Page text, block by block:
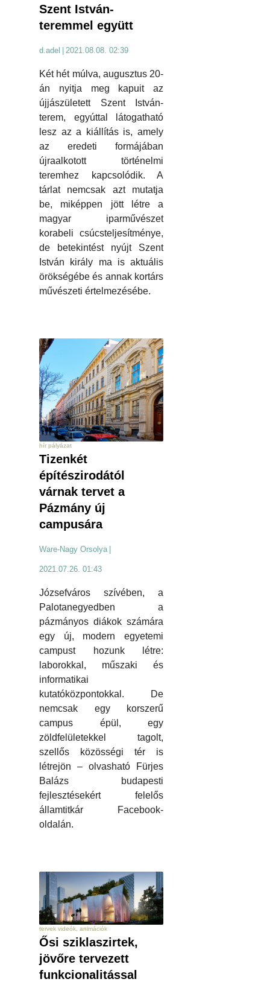
Szent István-
teremmel együtt
d.adel 2021.08.08. 02:39
Két hét múlva, augusztus 20-
án nyitja meg kapuit az
újjászületett Szent István-
terem, egyúttal látogatható
lesz az a kiállítás is, amely
az eredeti formájában
újraalkotott történelmi
teremhez kapcsolódik. A
tárlat nemcsak azt mutatja
be, miképpen jött létre a
magyar iparművészet
korabeli csúcsteljesítménye,
de betekintést nyújt Szent
István király ma is aktuális
örökségébe és annak kortárs
művészeti értelmezésébe.
hír pályázat
Tizenkét
építészirodától
várnak tervet a
Pázmány új
campusára
Ware-Nagy Orsolya |
2021.07.26. 01:43
Józsefváros szívében, a
Palotanegyedben a
pázmányos diákok számára
egy új, modern egyetemi
campust hozunk létre:
laborokkal, műszaki és
informatikai
kutatóközpontokkal. De
nemcsak egy korszerű
campus épül, egy
zöldfelületekkel tagolt,
szellős közösségi tér is
létrejön – olvasható Fürjes
Balázs budapesti
fejlesztésekért felelős
államtitkár Facebook-
oldalán.
tervek videók, animációk
Ősi sziklaszirtek,
jövőre tervezett
funkcionalitással